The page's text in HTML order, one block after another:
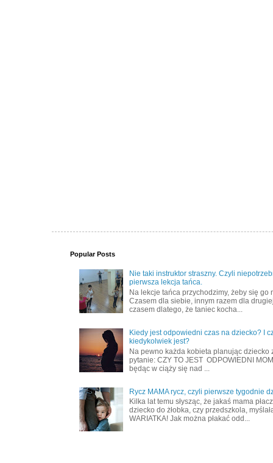
Popular Posts
Nie taki instruktor straszny. Czyli
pierwsza lekcja tańca.
Na lekcje tańca przychodzimy, żeby się go
Czasem dla siebie, innym razem dla
czasem dlatego, że taniec kocha...
Kiedy jest odpowiedni czas na dziecko? I
kiedykolwiek jest?
Na pewno każda kobieta planując dziecko
pytanie: CZY TO JEST ODPOWIEDNI
będąc w ciąży się nad ...
Rycz MAMA rycz, czyli pierwsze tygodnie
Kilka lat temu słysząc, że jakaś mama
dziecko do żłobka, czy przedszkola,
WARIATKA! Jak można płakać odd...